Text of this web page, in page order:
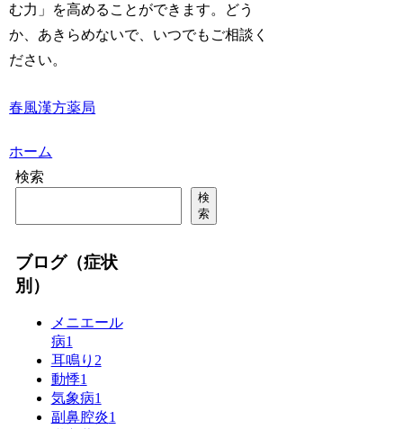
む力」を高めることができます。どう
か、あきらめないで、いつでもご相談く
ださい。
春風漢方薬局
ホーム
検索
検
索
ブログ（症状
別）
メニエール
病1
耳鳴り 2
動悸1
気象病1
副鼻腔炎1